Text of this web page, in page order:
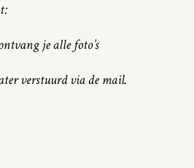
je alle foto’s
verstuurd via de mail.